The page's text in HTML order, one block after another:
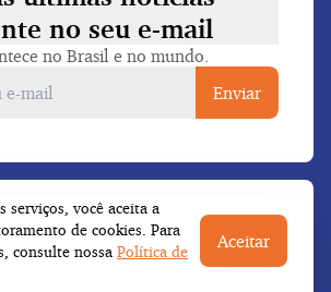
serviços, você aceita a
de cookies. Para
consulte nossa Política de
Aceitar
no seu e-mail
no Brasil e no mundo.
Enviar